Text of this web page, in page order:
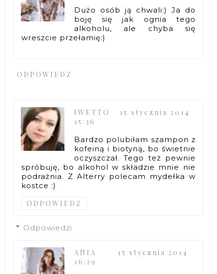
Dużo osób ją chwali:) Ja do
boję się jak ognia tego
alkoholu, ale chyba się
wreszcie przełamię:)
ODPOWIEDZ
IWETTO
15 stycznia 2014
15:36
Bardzo polubiłam szampon z
kofeiną i biotyną, bo świetnie
oczyszczał. Tego też pewnie
spróbuję, bo alkohol w składzie mnie nie
podrażnia. Z Alterry polecam mydełka w
kostce :)
ODPOWIEDZ
Odpowiedzi
ANIA
15 stycznia 2014
16:29